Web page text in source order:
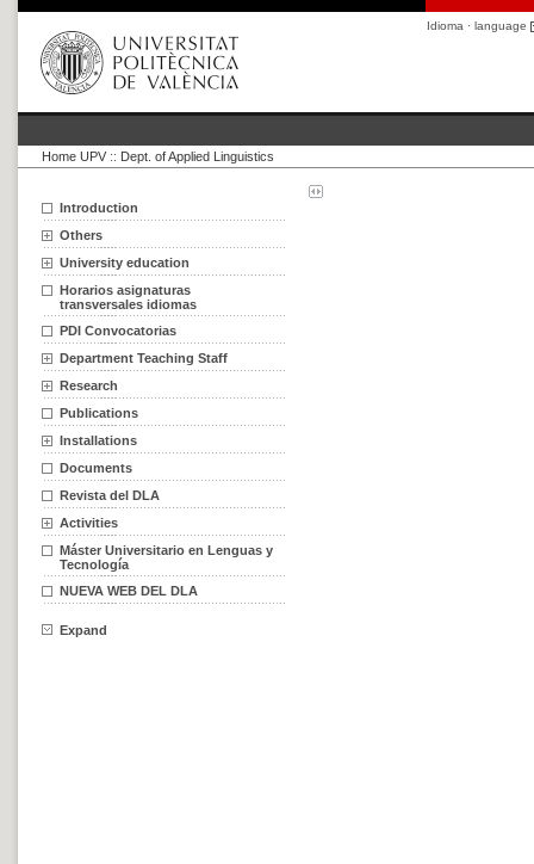
Idioma · language
Home UPV :: Dept. of Applied Linguistics
Introduction
Others
University education
Horarios asignaturas
transversales idiomas
PDI Convocatorias
Department Teaching Staff
Research
Publications
Installations
Documents
Revista del DLA
Activities
Máster Universitario en Lenguas y
Tecnología
NUEVA WEB DEL DLA
Expand